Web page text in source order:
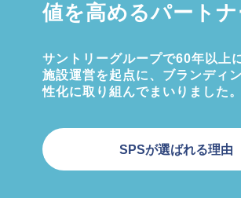
値を高めるパートナ
サントリーグループで60年以上
施設運営を起点に、ブランディ
性化に取り組んでまいりました。
SPSが選ばれる理由